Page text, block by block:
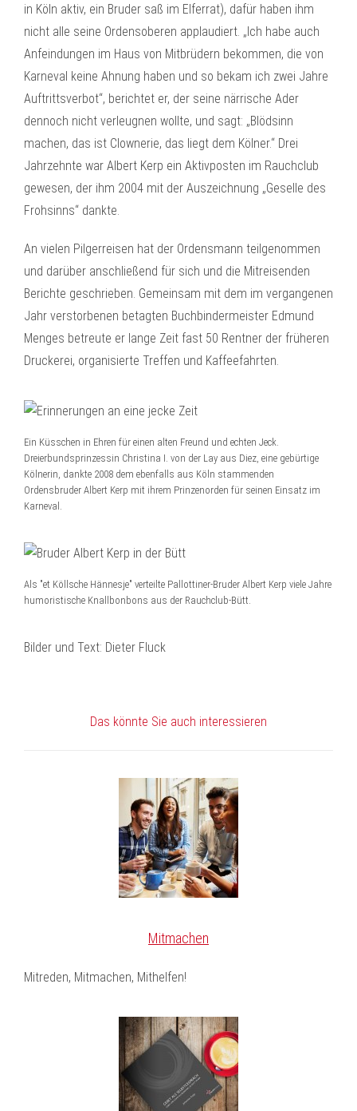
in Köln aktiv, ein Bruder saß im Elferrat), dafür haben ihm
nicht alle seine Ordensoberen applaudiert. „Ich habe auch
Anfeindungen im Haus von Mitbrüdern bekommen, die von
Karneval keine Ahnung haben und so bekam ich zwei Jahre
Auftrittsverbot“, berichtet er, der seine närrische Ader
dennoch nicht verleugnen wollte, und sagt: „Blödsinn
machen, das ist Clownerie, das liegt dem Kölner.“ Drei
Jahrzehnte war Albert Kerp ein Aktivposten im Rauchclub
gewesen, der ihm 2004 mit der Auszeichnung „Geselle des
Frohsinns“ dankte.
An vielen Pilgerreisen hat der Ordensmann teilgenommen
und darüber anschließend für sich und die Mitreisenden
Berichte geschrieben. Gemeinsam mit dem im vergangenen
Jahr verstorbenen betagten Buchbindermeister Edmund
Menges betreute er lange Zeit fast 50 Rentner der früheren
Druckerei, organisierte Treffen und Kaffeefahrten.
Ein Küsschen in Ehren für einen alten Freund und echten Jeck.
Dreierbundsprinzessin Christina I. von der Lay aus Diez, eine gebürtige
Kölnerin, dankte 2008 dem ebenfalls aus Köln stammenden
Ordensbruder Albert Kerp mit ihrem Prinzenorden für seinen Einsatz im
Karneval.
Als "et Köllsche Hännesje" verteilte Pallottiner-Bruder Albert Kerp viele Jahre
humoristische Knallbonbons aus der Rauchclub-Bütt.
Bilder und Text: Dieter Fluck
Das könnte Sie auch interessieren
Mitmachen
Mitreden, Mitmachen, Mithelfen!